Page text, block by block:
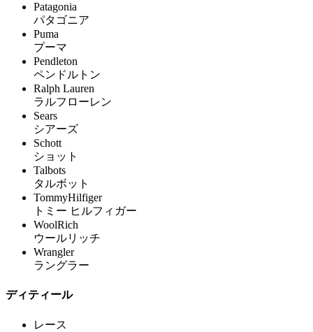
Patagonia
パタゴニア
Puma
プーマ
Pendleton
ペンドルトン
Ralph Lauren
ラルフローレン
Sears
シアーズ
Schott
ショット
Talbots
タルボット
TommyHilfiger
トミー ヒルフィガー
WoolRich
ウールリッチ
Wrangler
ラングラー
ディティール
レース